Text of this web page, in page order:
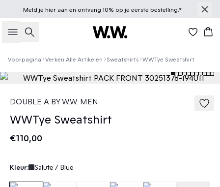
Meld je hieraan en ontvang 10% op je eerste bestelling.*
Zoeken
Voorpagina Verken Alle Artikelen Sweatshirts WWTye Sweatshirt
DOUBLE A BY W.W. MEN
WWTye Sweatshirt
€110,00
Kleur: Salute / Blue